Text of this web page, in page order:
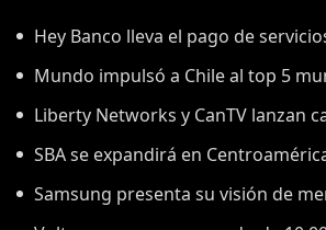
Hey Banco lleva el pago de
tecnología de tapi
Mundo impulsó a Chile al top 5
fijo: Ookla
Liberty Networks y CanTV lanzan
entre Venezuela y Curazao
SBA se expandirá en
torres
Samsung presenta su visión de